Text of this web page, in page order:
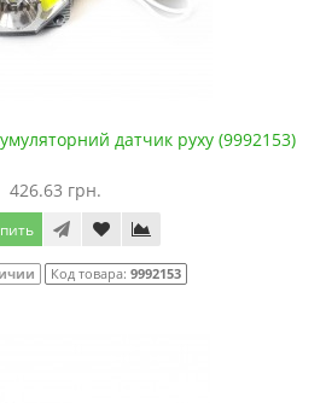
датчик руху (9992153)
426.63 грн.
Код товара: 9992153